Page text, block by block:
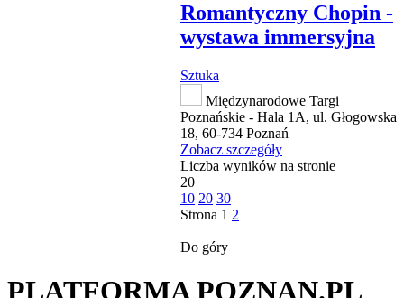
Romantyczny Chopin -
wystawa immersyjna
Sztuka
Międzynarodowe Targi
Poznańskie - Hala 1A, ul. Głogowska
18, 60-734 Poznań
Zobacz szczegóły
Liczba wyników na stronie
20
10 20 30
Strona 1 2
Do góry
PLATFORMA POZNAN.PL